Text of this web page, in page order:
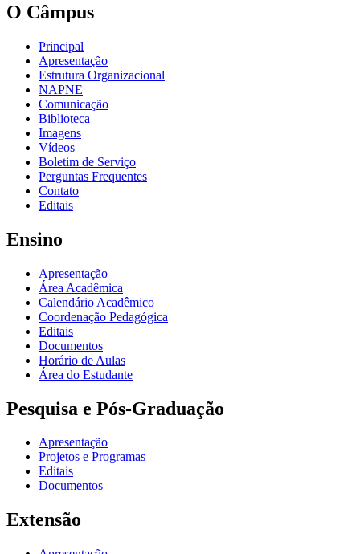
O Câmpus
Principal
Apresentação
Estrutura Organizacional
NAPNE
Comunicação
Biblioteca
Imagens
Vídeos
Boletim de Serviço
Perguntas Frequentes
Contato
Editais
Ensino
Apresentação
Área Acadêmica
Calendário Acadêmico
Coordenação Pedagógica
Editais
Documentos
Horário de Aulas
Área do Estudante
Pesquisa e Pós-Graduação
Apresentação
Projetos e Programas
Editais
Documentos
Extensão